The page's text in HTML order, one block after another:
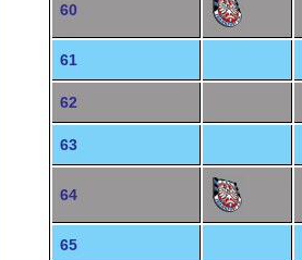
60
61
62
63
64
65